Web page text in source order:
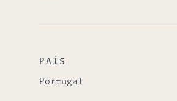
PAÍS
Portugal